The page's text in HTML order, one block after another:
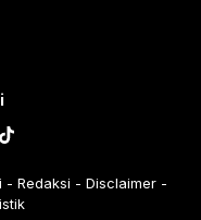
Redaksi
Disclaimer